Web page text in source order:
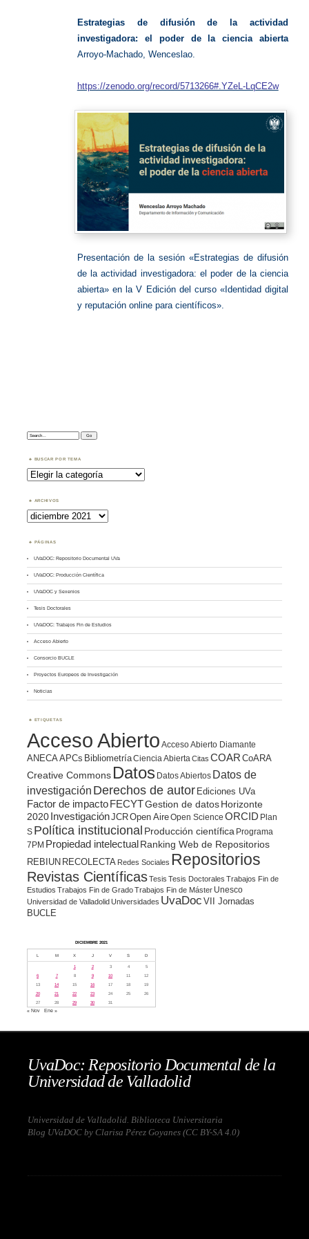
Estrategias de difusión de la actividad
investigadora: el poder de la ciencia abierta
Arroyo-Machado, Wenceslao.
https://zenodo.org/record/5713266#.YZeL-LqCE2w
Presentación de la sesión «Estrategias de difusión
de la actividad investigadora: el poder de la ciencia
abierta» en la V Edición del curso «Identidad digital
y reputación online para científicos».
Search:
BUSCAR POR TEMA
Buscar
por
Tema
ARCHIVOS
Archivos
PÁGINAS
UVaDOC: Repositorio Documental UVa
UVaDOC: Producción Científica
UVaDOC y Sexenios
Tesis Doctorales
UVaDOC: Trabajos Fin de Estudios
Acceso Abierto
Consorcio BUCLE
Proyectos Europeos de Investigación
Noticias
ETIQUETAS
Acceso Abierto Acceso Abierto Diamante
ANECAAPCs BibliometríaCiencia Abierta Citas COAR CoARA
Creative Commons Datos Datos Abiertos Datos de
investigación Derechos de autor Ediciones UVa
Factor de impacto FECYTGestion de datosHorizonte
2020 InvestigaciónJCROpen AireOpen Science ORCID Plan
S Política institucional Producción científica Programa
7PM Propiedad intelectualRanking Web de Repositorios
REBIUN RECOLECTA Redes Sociales Repositorios
Revistas CientíficasTesis Tesis Doctorales Trabajos Fin de
Estudios Trabajos Fin de GradoTrabajos Fin de Máster Unesco
Universidad de Valladolid Universidades UvaDoc VII Jornadas
BUCLE
DICIEMBRE 2021
L M X J V S D
1 2 3 4
5
6
7 8 9 10 11
12
13
14 15 16 17 18
19
20
21 22 23 24 25
26
27
28 29 30 31
« Nov Ene »
UvaDoc: Repositorio Documental de la
Universidad de Valladolid
Universidad de Valladolid. Biblioteca Universitaria
Blog UVaDOC by Clarisa Pérez Goyanes (CC BY-SA 4.0)